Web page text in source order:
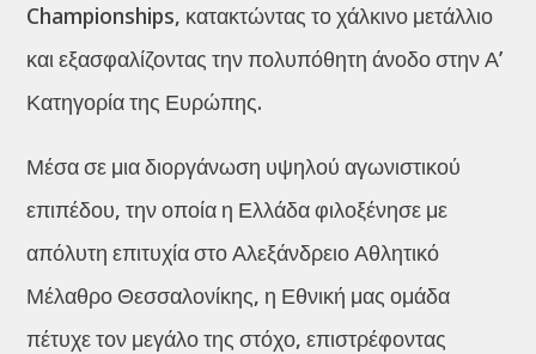
Championships, κατακτώντας το χάλκινο μετάλλιο
και εξασφαλίζοντας την πολυπόθητη άνοδο στην Α’
Κατηγορία της Ευρώπης.
Μέσα σε μια διοργάνωση υψηλού αγωνιστικού
επιπέδου, την οποία η Ελλάδα φιλοξένησε με
απόλυτη επιτυχία στο Αλεξάνδρειο Αθλητικό
Μέλαθρο Θεσσαλονίκης, η Εθνική μας ομάδα
πέτυχε τον μεγάλο της στόχο, επιστρέφοντας